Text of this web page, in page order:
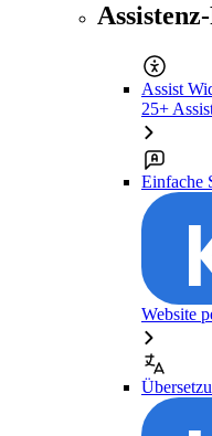
Assist
25+
Einfache
Website